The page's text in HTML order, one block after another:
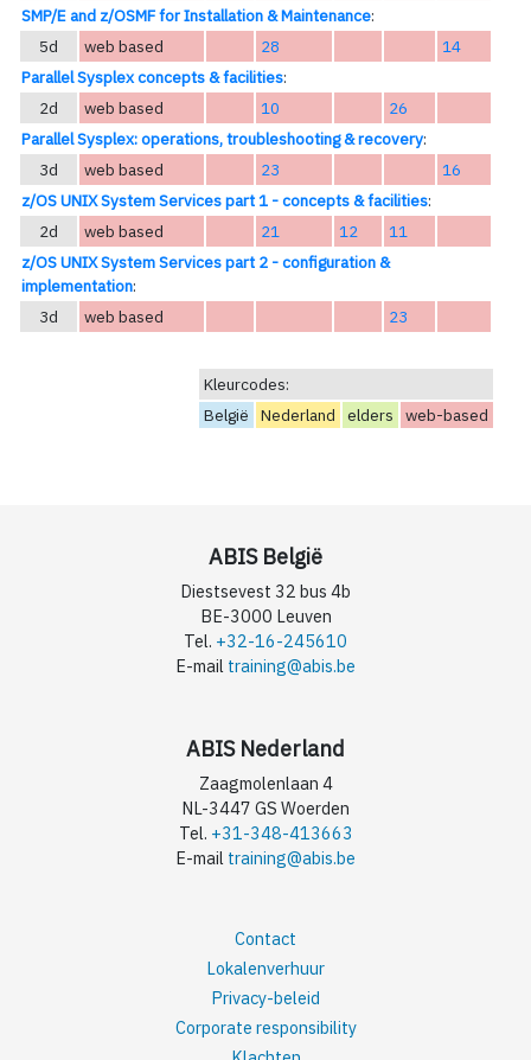
SMP/E and z/OSMF for Installation & Maintenance:
5d
web based 28
14
Parallel Sysplex concepts & facilities:
2d
web based 10
26
Parallel Sysplex: operations, troubleshooting & recovery:
3d
web based 23
16
z/OS UNIX System Services part 1 - concepts & facilities:
2d
web based 21 12
11
z/OS UNIX System Services part 2 - configuration &
implementation:
3d
web based 23
Kleurcodes:
België
Nederland elders web-based
ABIS België
Diestsevest 32 bus 4b
BE-3000 Leuven
Tel. +32-16-245610
E-mail training@abis.be
ABIS Nederland
Zaagmolenlaan 4
NL-3447 GS Woerden
Tel. +31-348-413663
E-mail training@abis.be
Contact
Lokalenverhuur
Privacy-beleid
Corporate responsibility